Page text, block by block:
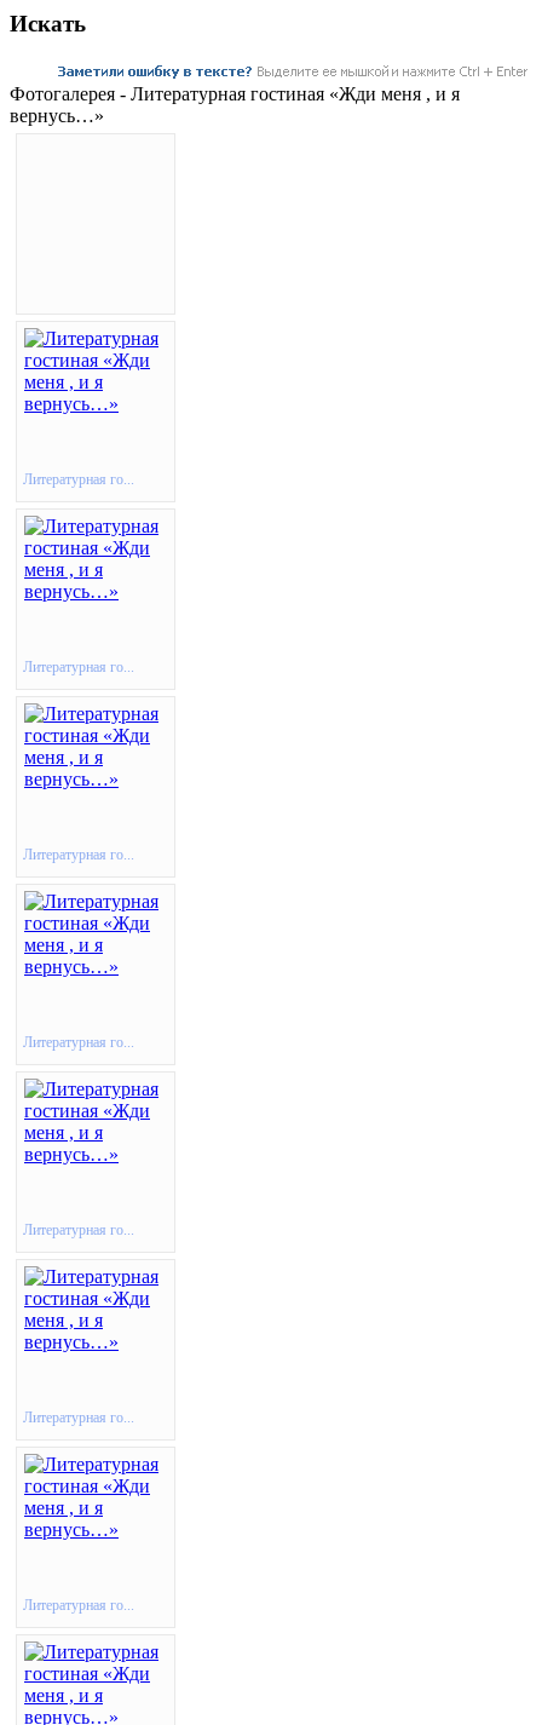
Искать
Фотогалерея - Литературная гостиная «Жди меня , и я
вернусь…»
Литературная го...
Литературная го...
Литературная го...
Литературная го...
Литературная го...
Литературная го...
Литературная го...